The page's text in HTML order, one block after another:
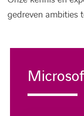
gedreven ambities